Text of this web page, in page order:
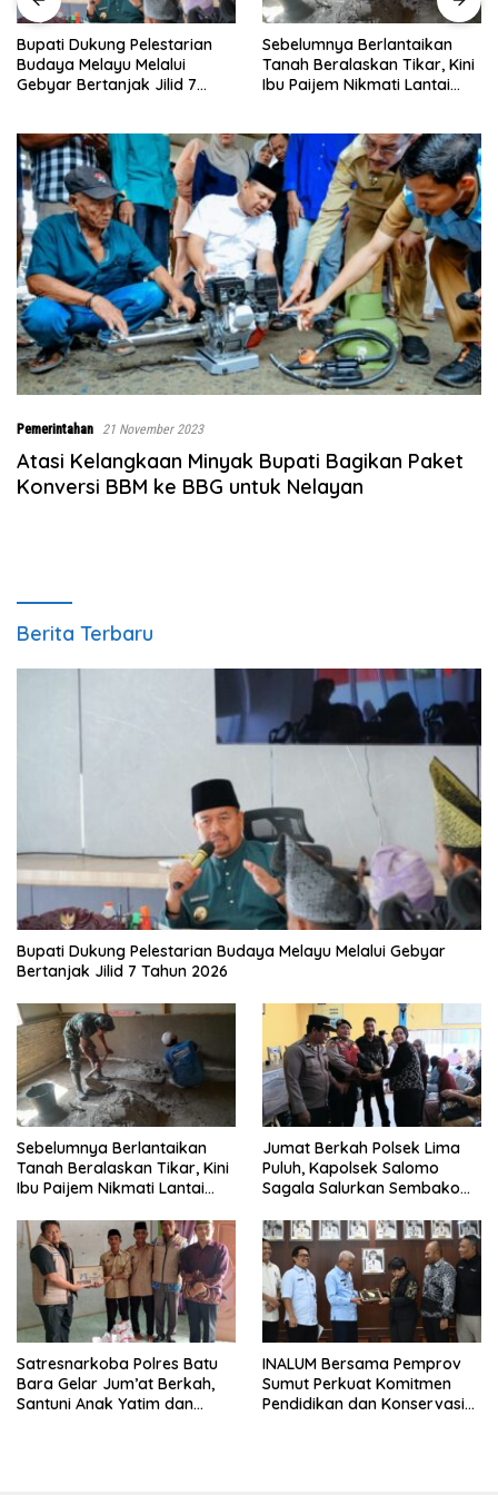
Sebelumnya Berlantaikan
Tanah Beralaskan Tikar, Kini
Ibu Paijem Nikmati Lantai
0208/Asahan
Jumat Berkah Polsek Lima
Puluh, Kapolsek Salomo
Sagala Salurkan Sembako
Pemerintahan 21 November 2023
Atasi Kelangkaan Minyak Bupati Bagikan Paket
Konversi BBM ke BBG untuk Nelayan
Berita Terbaru
Bupati Dukung Pelestarian Budaya Melayu Melalui Gebyar
Bertanjak Jilid 7 Tahun 2026
Sebelumnya Berlantaikan
Tanah Beralaskan Tikar, Kini
Ibu Paijem Nikmati Lantai
Satgas TMMD Ke-129 Kodim
0208/Asahan
Jumat Berkah Polsek Lima
Puluh, Kapolsek Salomo
Sagala Salurkan Sembako
Gambus
Satresnarkoba Polres Batu
Bara Gelar Jum’at Berkah,
Santuni Anak Yatim dan
INALUM Bersama Pemprov
Sumut Perkuat Komitmen
Pendidikan dan Konservasi